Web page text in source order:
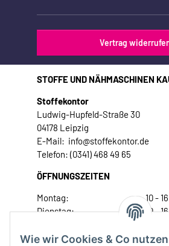
Wie wir Cookies & Co nutzen
Vertrag
STOFFE UND NÄHMASCHINEN
Stoffekontor
Ludwig-Hupfeld-Straße 30
04178 Leipzig
E-Mail: info@stoffekontor.de
Telefon: (0341) 468 49 65
ÖFFNUNGSZEITEN
Montag:
10 -
Dienstag:
10 -
Donnerstag:
10 - 18